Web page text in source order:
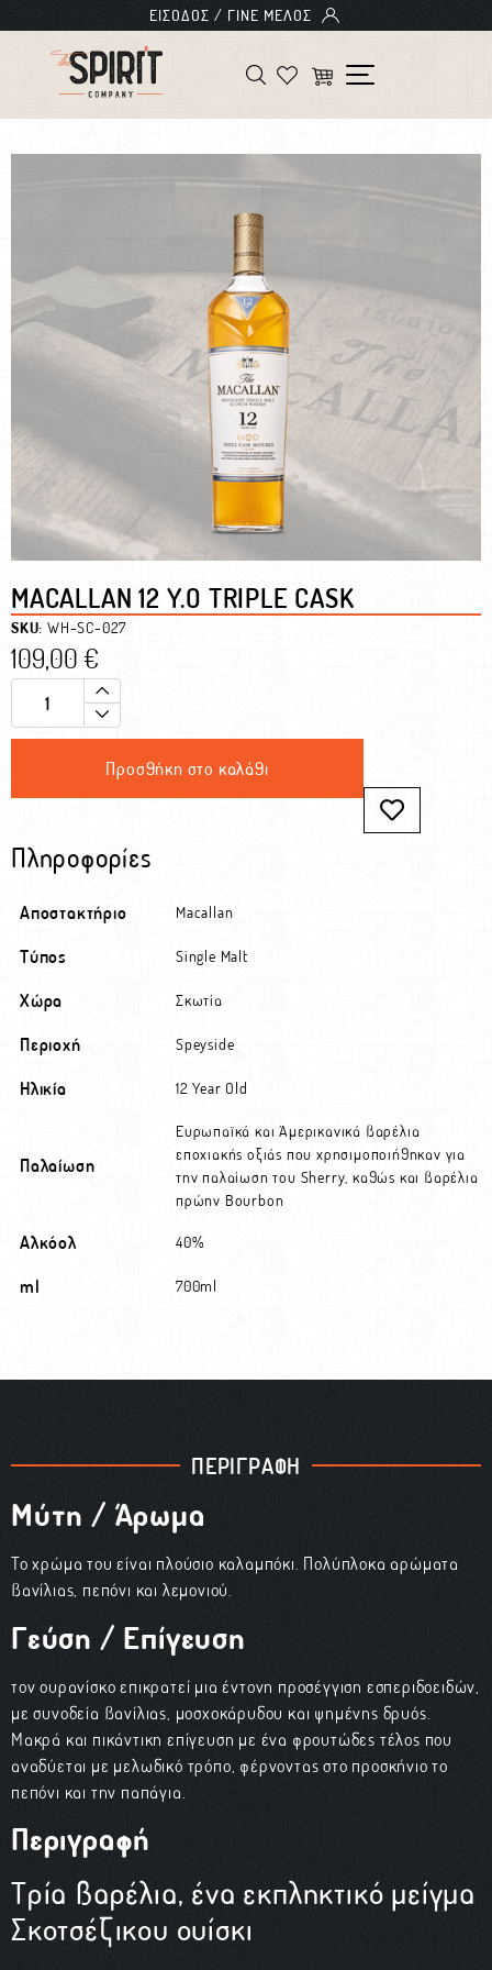
MACALLAN 12 Y.O TRIPLE CASK
SKU: WH-SC-027
109,00€
Προσθήκη στο καλάθι
Πληροφορίες
Αποστακτήριο Macallan
Τύπος Single Malt
Χώρα Σκωτία
Περιοχή Speyside
Ηλικία 12 Year Old
Παλαίωση
Ευρωπαϊκά και Αμερικανικά βαρέλια
εποχιακής οξιάς που χρησιμοποιήθηκαν για
την παλαίωση του Sherry, καθώς και βαρέλια
πρώην Bourbon
Αλκόολ 40%
ml 700ml
ΠΕΡΙΓΡΑΦΗ
Μύτη / Άρωμα
To χρώμα του είναι πλούσιο καλαμπόκι. Πολύπλοκα αρώματα
βανίλιας, πεπόνι και λεμονιού.
Γεύση / Επίγευση
τον ουρανίσκο επικρατεί μια έντονη προσέγγιση εσπεριδοειδών,
με συνοδεία βανίλιας, μοσχοκάρυδου και ψημένης δρυός.
Μακρά και πικάντικη επίγευση με ένα φρουτώδες τέλος που
αναδύεται με μελωδικό τρόπο, φέρνοντας στο προσκήνιο το
πεπόνι και την παπάγια.
Περιγραφή
Τρία βαρέλια, ένα εκπληκτικό μείγμα
Σκοτσέζικου ουίσκι